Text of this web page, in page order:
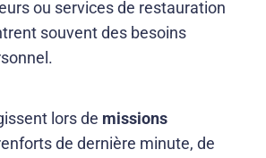
ou services de restauration
souvent des besoins
lors de missions
de dernière minute, de